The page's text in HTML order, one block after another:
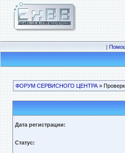
|
ФОРУМ СЕРВИСНОГО ЦЕНТРА»
Дата регистрации:
Статус: